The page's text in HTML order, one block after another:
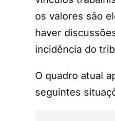
os valores são
haver
incidência do
O quadro atual
seguintes